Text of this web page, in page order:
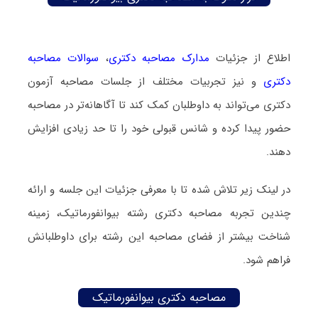
اطلاع از جزئیات مدارک مصاحبه دکتری، سوالات مصاحبه
دکتری و نیز تجربیات مختلف از جلسات مصاحبه آزمون
دکتری می‌تواند به داوطلبان کمک کند تا آگاهانه‌تر در مصاحبه
حضور پیدا کرده و شانس قبولی خود را تا حد زیادی افزایش
دهند.
در لینک زیر تلاش شده تا با معرفی جزئیات این جلسه و ارائه
چندین تجربه مصاحبه دکتری رشته بیوانفورماتیک، زمینه
شناخت بیشتر از فضای مصاحبه این رشته برای داوطلبانش
فراهم شود.
مصاحبه دکتری بیوانفورماتیک